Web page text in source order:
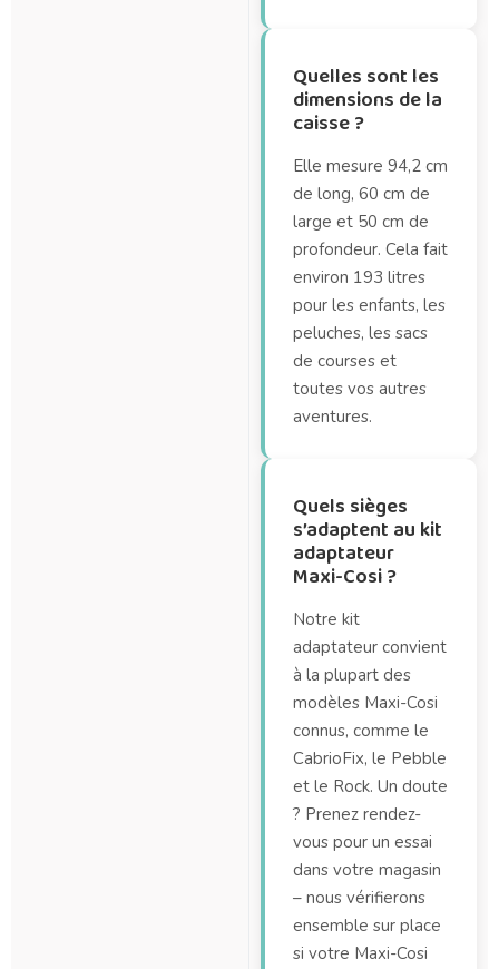
Quelles sont les
dimensions de la
caisse ?
Elle mesure 94,2 cm
de long, 60 cm de
large et 50 cm de
profondeur. Cela fait
environ 193 litres
pour les enfants, les
peluches, les sacs
de courses et
toutes vos autres
aventures.
Quels sièges
s’adaptent au kit
adaptateur
Maxi-Cosi ?
Notre kit
adaptateur convient
à la plupart des
modèles Maxi-Cosi
connus, comme le
CabrioFix, le Pebble
et le Rock. Un doute
? Prenez rendez-
vous pour un essai
dans votre magasin
– nous vérifierons
ensemble sur place
si votre Maxi-Cosi